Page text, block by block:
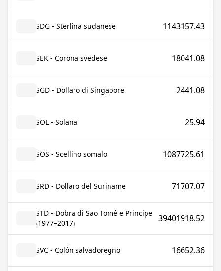
SDG - Sterlina sudanese 1143157.43
SEK - Corona svedese 18041.08
SGD - Dollaro di Singapore 2441.08
SOL - Solana 25.94
SOS - Scellino somalo 1087725.61
SRD - Dollaro del Suriname 71707.07
STD - Dobra di Sao Tomé e Principe
(1977–2017)
39401918.52
SVC - Colón salvadoregno 16652.36